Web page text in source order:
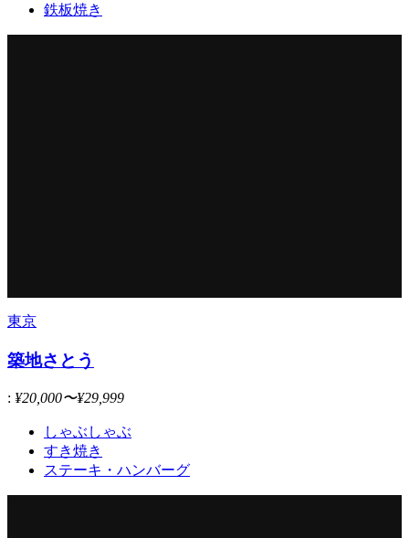
鉄板焼き
東京
築地さとう
: ¥20,000〜¥29,999
しゃぶしゃぶ
すき焼き
ステーキ・ハンバーグ